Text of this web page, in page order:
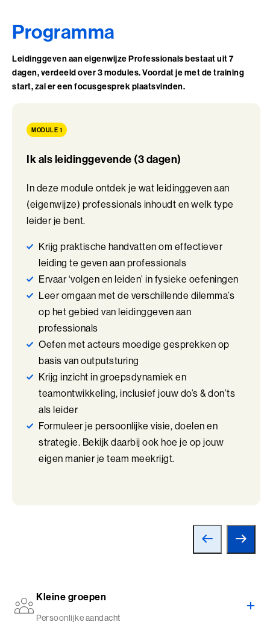
Moeilijke Gesprekken Voeren (BaakBoost)
Perfectionisme in Balans
Perfectionisme in Balans (BaakBoost)
Persoonlijke Kracht (BaakBoost)
Professioneel Adviseren
Professioneel Adviseren (BaakBoost)
Projectmanagement
Senior Excellence
Strategisch Adviseren
Strategisch Leiderschap Programma
Talent Ontwikkelings Programma
Talent Ontwikkelings Programma (BaakBoost)
Teamleiderschap
Veilig Leiden
Young Executives Program
Young Executives Program Compact
Programma
Leidinggeven aan eigenwijze Professionals bestaat uit 7
dagen, verdeeld over 3 modules. Voordat je met de training
start, zal er een focusgesprek plaatsvinden.
MODULE 1
Ik als leidinggevende (3 dagen)
In deze module ontdek je wat leidinggeven aan
(eigenwijze) professionals inhoudt en welk type
leider je bent.
Krijg praktische handvatten om effectiever
leiding te geven aan professionals
Ervaar ‘volgen en leiden’ in fysieke oefeningen
Leer omgaan met de verschillende dilemma’s
op het gebied van leidinggeven aan
professionals
Oefen met acteurs moedige gesprekken op
basis van outputsturing
Krijg inzicht in groepsdynamiek en
teamontwikkeling, inclusief jouw do’s & don’ts
als leider
Formuleer je persoonlijke visie, doelen en
strategie. Bekijk daarbij ook hoe je op jouw
eigen manier je team meekrijgt.
Kleine groepen
Persoonlijke aandacht